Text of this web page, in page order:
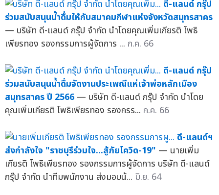
ดี-แลนด์ กรุ๊ป
ร่วมสนับสนุนน้ำดื่มให้กับสมาคมกีฬาแห่งจังหวัดสมุทรสาคร
— บริษัท ดี-แลนด์ กรุ๊ป จำกัด นำโดยคุณเพิ่มเกียรติ โพธิ
เพียรทอง รองกรรมการผู้จัดการ ... ก.ค. 66
ดี-แลนด์ กรุ๊ป
ร่วมสนับสนุนน้ำดื่มจัดงานประเพณีแห่เจ้าพ่อหลักเมือง
สมุทรสาคร ปี 2566 — บริษัท ดี-แลนด์ กรุ๊ป จำกัด นำโดย
คุณเพิ่มเกียรติ โพธิเพียรทอง รองกรร... ก.ค. 66
ดี-แลนด์ฯ
ส่งกำลังใจ "ราชบุรีร่วมใจ...สู้ภัยโควิด-19" — นายเพิ่ม
เกียรติ โพธิเพียรทอง รองกรรมการผู้จัดการ บริษัท ดี-แลนด์
กรุ๊ป จำกัด นำทีมพนักงาน ส่งมอบน้... มิ.ย. 64